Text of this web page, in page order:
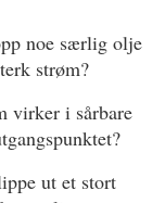
noe særlig olje
strøm?
virker i sårbare
ut et stort